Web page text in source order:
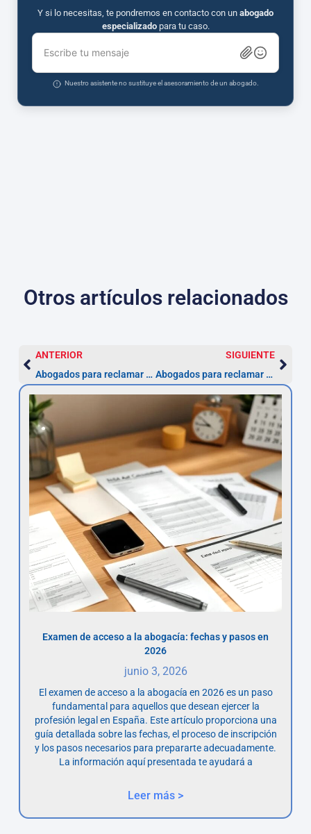
Y si lo necesitas, te pondremos en contacto con un abogado
especializadopara tu caso.
Escribe tu mensaje
Nuestro asistente no sustituye el asesoramiento de un abogado.
Otros artículos relacionados
ANTERIOR
Abogados para reclamar y demandar a Wizink Bank en Fuenlabrada
SIGUIENTE
Abogados para reclamar y demandar a Yoigo en Fuenlabrada
Examen de acceso a la abogacía: fechas y pasos en
2026
junio 3, 2026
El examen de acceso a la abogacía en 2026 es un paso
fundamental para aquellos que desean ejercer la
profesión legal en España. Este artículo proporciona una
guía detallada sobre las fechas, el proceso de inscripción
y los pasos necesarios para prepararte adecuadamente.
La información aquí presentada te ayudará a
Leer más >